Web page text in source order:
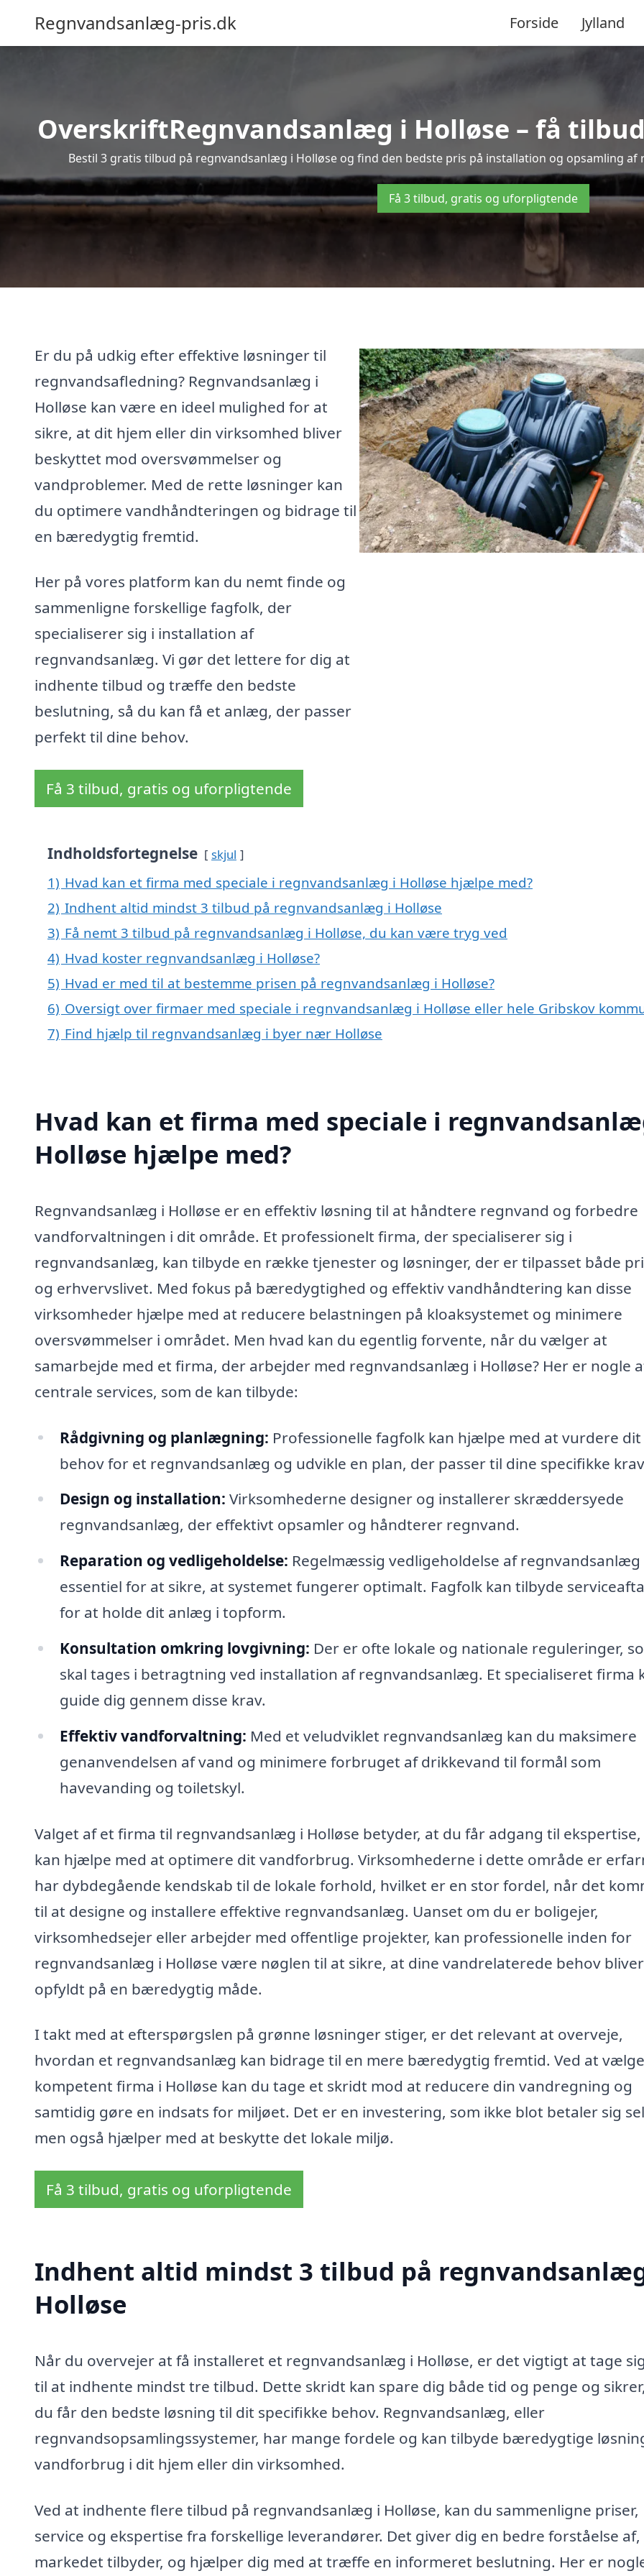
Regnvandsanlæg-pris.dk Forside Jylland
OverskriftRegnvandsanlæg i Holløse – få
Bestil 3 gratis tilbud på regnvandsanlæg i Holløse og find den bedste pris på installation og opsamling af
Få 3 tilbud, gratis og uforpligtende
Er du på udkig efter effektive løsninger til
regnvandsafledning? Regnvandsanlæg i
Holløse kan være en ideel mulighed for at
sikre, at dit hjem eller din virksomhed bliver
beskyttet mod oversvømmelser og
vandproblemer. Med de rette løsninger kan
du optimere vandhåndteringen og bidrage til
en bæredygtig fremtid.
Her på vores platform kan du nemt finde og
sammenligne forskellige fagfolk, der
specialiserer sig i installation af
regnvandsanlæg. Vi gør det lettere for dig at
indhente tilbud og træffe den bedste
beslutning, så du kan få et anlæg, der passer
perfekt til dine behov.
Få 3 tilbud, gratis og uforpligtende
Indholdsfortegnelse skjul
1) Hvad kan et firma med speciale i regnvandsanlæg i Holløse hjælpe med?
2) Indhent altid mindst 3 tilbud på regnvandsanlæg i Holløse
3) Få nemt 3 tilbud på regnvandsanlæg i Holløse, du kan være tryg ved
4) Hvad koster regnvandsanlæg i Holløse?
5) Hvad er med til at bestemme prisen på regnvandsanlæg i Holløse?
6) Oversigt over firmaer med speciale i regnvandsanlæg i Holløse eller hele Gribskov
7) Find hjælp til regnvandsanlæg i byer nær Holløse
Hvad kan et firma med speciale i
Holløse hjælpe med?
Regnvandsanlæg i Holløse er en effektiv løsning til at håndtere regnvand og forbedre
vandforvaltningen i dit område. Et professionelt firma, der specialiserer sig i
regnvandsanlæg, kan tilbyde en række tjenester og løsninger, der er tilpasset både
og erhvervslivet. Med fokus på bæredygtighed og effektiv vandhåndtering kan disse
virksomheder hjælpe med at reducere belastningen på kloaksystemet og minimere
oversvømmelser i området. Men hvad kan du egentlig forvente, når du vælger at
samarbejde med et firma, der arbejder med regnvandsanlæg i Holløse? Her er nogle
centrale services, som de kan tilbyde:
Rådgivning og planlægning: Professionelle fagfolk kan hjælpe med at vurdere dit
behov for et regnvandsanlæg og udvikle en plan, der passer til dine specifikke
Design og installation: Virksomhederne designer og installerer skræddersyede
regnvandsanlæg, der effektivt opsamler og håndterer regnvand.
Reparation og vedligeholdelse: Regelmæssig vedligeholdelse af regnvandsanlæg
essentiel for at sikre, at systemet fungerer optimalt. Fagfolk kan tilbyde
for at holde dit anlæg i topform.
Konsultation omkring lovgivning: Der er ofte lokale og nationale reguleringer,
skal tages i betragtning ved installation af regnvandsanlæg. Et specialiseret firma
guide dig gennem disse krav.
Effektiv vandforvaltning: Med et veludviklet regnvandsanlæg kan du maksimere
genanvendelsen af vand og minimere forbruget af drikkevand til formål som
havevanding og toiletskyl.
Valget af et firma til regnvandsanlæg i Holløse betyder, at du får adgang til
kan hjælpe med at optimere dit vandforbrug. Virksomhederne i dette område er
har dybdegående kendskab til de lokale forhold, hvilket er en stor fordel, når det
til at designe og installere effektive regnvandsanlæg. Uanset om du er boligejer,
virksomhedsejer eller arbejder med offentlige projekter, kan professionelle inden for
regnvandsanlæg i Holløse være nøglen til at sikre, at dine vandrelaterede behov bliver
opfyldt på en bæredygtig måde.
I takt med at efterspørgslen på grønne løsninger stiger, er det relevant at overveje,
hvordan et regnvandsanlæg kan bidrage til en mere bæredygtig fremtid. Ved at
kompetent firma i Holløse kan du tage et skridt mod at reducere din vandregning og
samtidig gøre en indsats for miljøet. Det er en investering, som ikke blot betaler sig
men også hjælper med at beskytte det lokale miljø.
Få 3 tilbud, gratis og uforpligtende
Indhent altid mindst 3 tilbud på
Holløse
Når du overvejer at få installeret et regnvandsanlæg i Holløse, er det vigtigt at tage
til at indhente mindst tre tilbud. Dette skridt kan spare dig både tid og penge og
du får den bedste løsning til dit specifikke behov. Regnvandsanlæg, eller
regnvandsopsamlingssystemer, har mange fordele og kan tilbyde bæredygtige
vandforbrug i dit hjem eller din virksomhed.
Ved at indhente flere tilbud på regnvandsanlæg i Holløse, kan du sammenligne priser,
service og ekspertise fra forskellige leverandører. Det giver dig en bedre forståelse af,
markedet tilbyder, og hjælper dig med at træffe en informeret beslutning. Her er